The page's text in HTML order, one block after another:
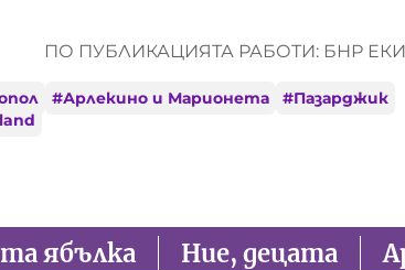
ПО ПУБЛИКАЦИЯТА РАБОТИ: БНР
#Арлекино и Марионета #Пазарджик
ябълка Ние, децата